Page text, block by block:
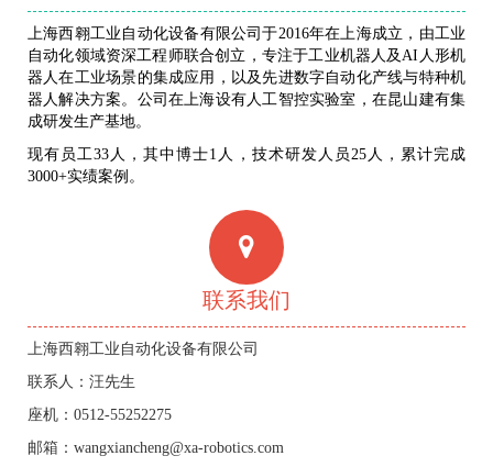
上海西翱工业自动化设备有限公司于2016年在上海成立，由工业
自动化领域资深工程师联合创立，专注于工业机器人及AI人形机
器人在工业场景的集成应用，以及先进数字自动化产线与特种机
器人解决方案。公司在上海设有人工智控实验室，在昆山建有集
成研发生产基地。
现有员工33人，其中博士1人，技术研发人员25人，累计完成
3000+实绩案例。
联系我们
上海西翱工业自动化设备有限公司
联系人：汪先生
座机：0512-55252275
邮箱：wangxiancheng@xa-robotics.com